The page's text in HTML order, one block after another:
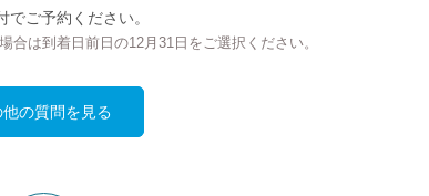
ご予約ください。
合は到着日前日の12月31日をご選択ください。
他の質問を見る